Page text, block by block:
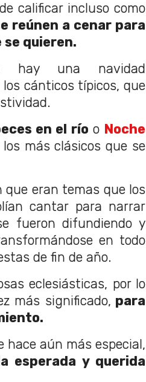
calificar incluso como
reúnen a cenar para
se quieren.
hay una navidad
cánticos típicos, que
en el río o Noche
más clásicos que se
que eran temas que los
cantar para narrar
fueron difundiendo y
en todo
de fin de año.
eclesiásticas, por lo
más significado, para
aún más especial,
esperada y querida